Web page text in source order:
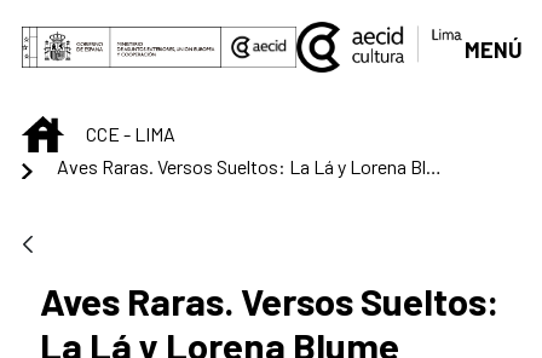
Skip to Main Content
MENÚ
INICIOCCE - LIMA
Aves Raras. Versos Sueltos: La Lá y Lorena Blume
Aves Raras. Versos Sueltos:
La Lá y Lorena Blume